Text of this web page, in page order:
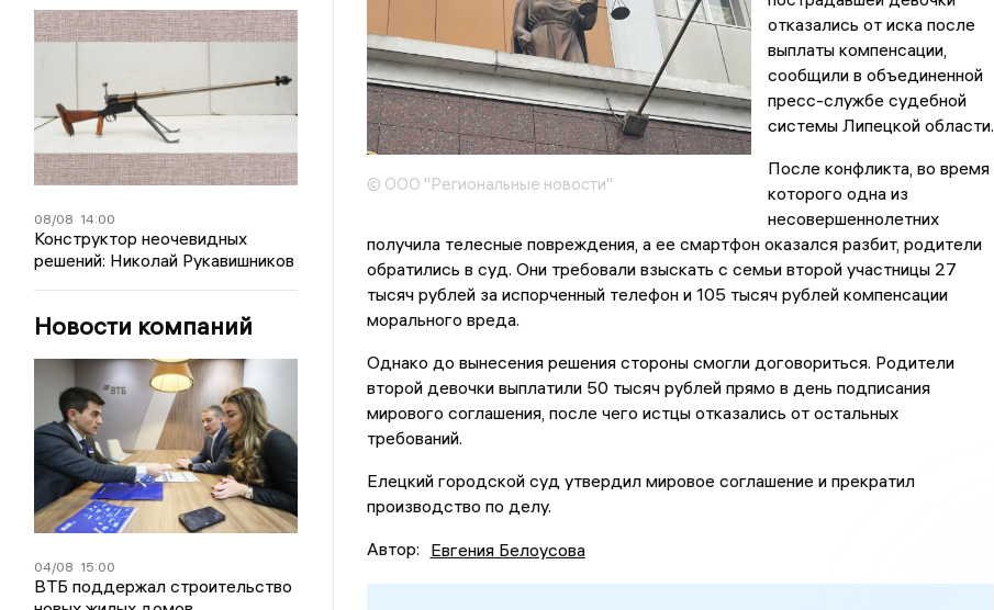
08/08 14:00
Конструктор неочевидных
решений: Николай Рукавишников
Новости компаний
04/08 15:00
ВТБ поддержал строительство
© ООО "Региональные новости"
отказались от иска после
выплаты компенсации,
сообщили в объединенной
пресс-службе судебной
системы Липецкой области.
После конфликта, во время
которого одна из
несовершеннолетних
получила телесные повреждения, а ее смартфон оказался разбит, родители
обратились в суд. Они требовали взыскать с семьи второй участницы 27
тысяч рублей за испорченный телефон и 105 тысяч рублей компенсации
морального вреда.
Однако до вынесения решения стороны смогли договориться. Родители
второй девочки выплатили 50 тысяч рублей прямо в день подписания
мирового соглашения, после чего истцы отказались от остальных
требований.
Елецкий городской суд утвердил мировое соглашение и прекратил
производство по делу.
Автор: Евгения Белоусова